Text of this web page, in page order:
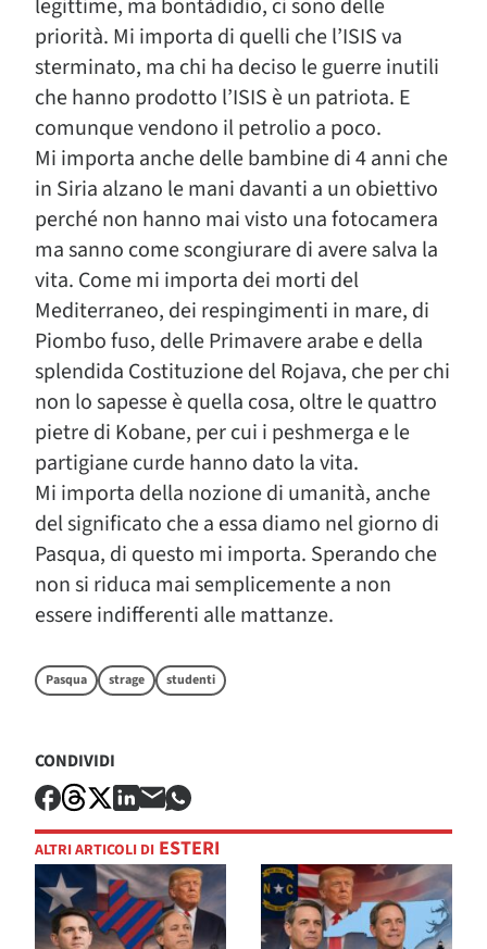
legittime, ma bontàdidio, ci sono delle
priorità. Mi importa di quelli che l’ISIS va
sterminato, ma chi ha deciso le guerre inutili
che hanno prodotto l’ISIS è un patriota. E
comunque vendono il petrolio a poco.
Mi importa anche delle bambine di 4 anni che
in Siria alzano le mani davanti a un obiettivo
perché non hanno mai visto una fotocamera
ma sanno come scongiurare di avere salva la
vita. Come mi importa dei morti del
Mediterraneo, dei respingimenti in mare, di
Piombo fuso, delle Primavere arabe e della
splendida Costituzione del Rojava, che per chi
non lo sapesse è quella cosa, oltre le quattro
pietre di Kobane, per cui i peshmerga e le
partigiane curde hanno dato la vita.
Mi importa della nozione di umanità, anche
del significato che a essa diamo nel giorno di
Pasqua, di questo mi importa. Sperando che
non si riduca mai semplicemente a non
essere indifferenti alle mattanze.
Pasqua strage studenti
CONDIVIDI
ALTRI ARTICOLI DI ESTERI